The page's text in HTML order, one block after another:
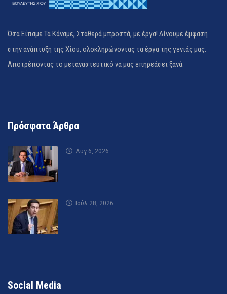
Όσα Είπαμε Τα Κάναμε, Σταθερά μπροστά, με έργα! Δίνουμε έμφαση
στην ανάπτυξη της Χίου, ολοκληρώνοντας τα έργα της γενιάς μας.
Αποτρέποντας το μεταναστευτικό να μας επηρεάσει ξανά.
Πρόσφατα Άρθρα
Αυγ 6, 2026
Ιούλ 28, 2026
Social Media